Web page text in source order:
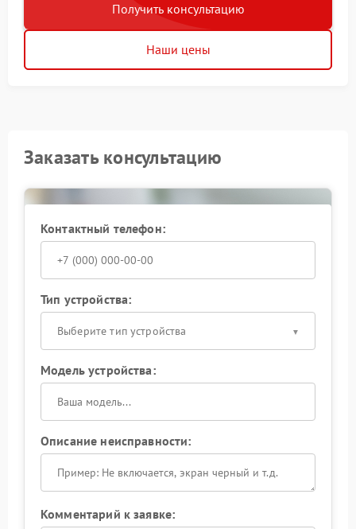
Получить консультацию
Наши цены
Заказать консультацию
Контактный телефон:
Тип устройства:
Выберите тип устройства
Модель устройства:
Описание неисправности:
Комментарий к заявке: